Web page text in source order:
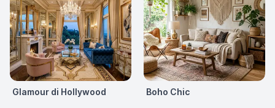
Glamour di Hollywood Boho Chic